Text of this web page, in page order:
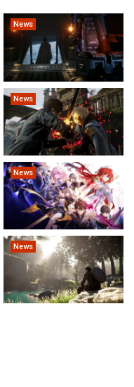
News
News
News
News